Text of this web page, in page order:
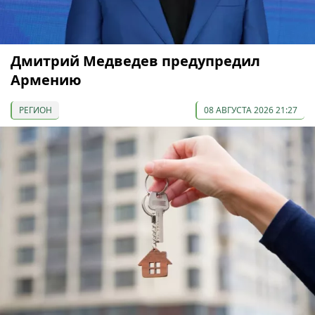
Дмитрий Медведев предупредил
Армению
РЕГИОН 08 АВГУСТА 2026 21:27